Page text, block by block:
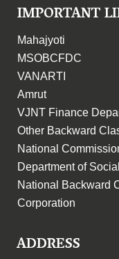
IMPORTANT
Mahajyoti
MSOBCFDC
VANARTI
Amrut
VJNT Finance
Other Backward
National
Department of
National Backward
Corporation
ADDRESS